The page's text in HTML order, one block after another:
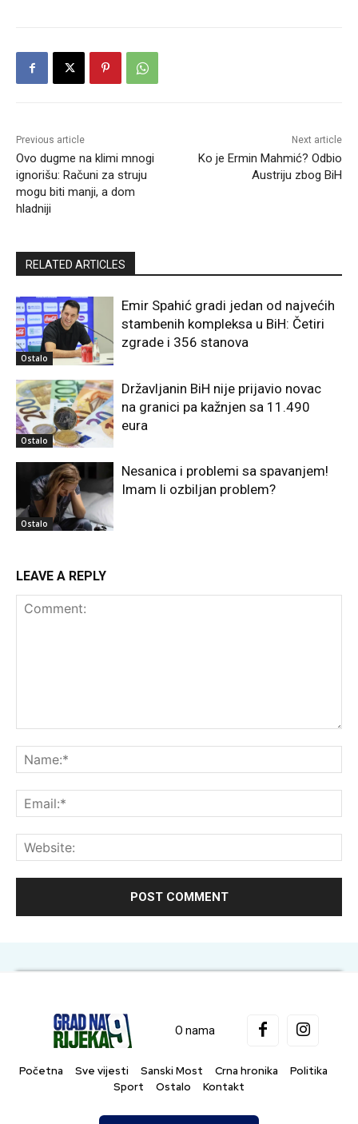
Previous article
Ovo dugme na klimi mnogi
ignorišu: Računi za struju
mogu biti manji, a dom
hladniji
Next article
Ko je Ermin Mahmić? Odbio
Austriju zbog BiH
RELATED ARTICLES
Ostalo
Emir Spahić gradi jedan od najvećih
stambenih kompleksa u BiH: Četiri
zgrade i 356 stanova
Ostalo
Državljanin BiH nije prijavio novac
na granici pa kažnjen sa 11.490
eura
Ostalo
Nesanica i problemi sa spavanjem!
Imam li ozbiljan problem?
LEAVE A REPLY
O nama
Početna Sve vijesti Sanski Most Crna hronika
Politika
Sport
Ostalo Kontakt